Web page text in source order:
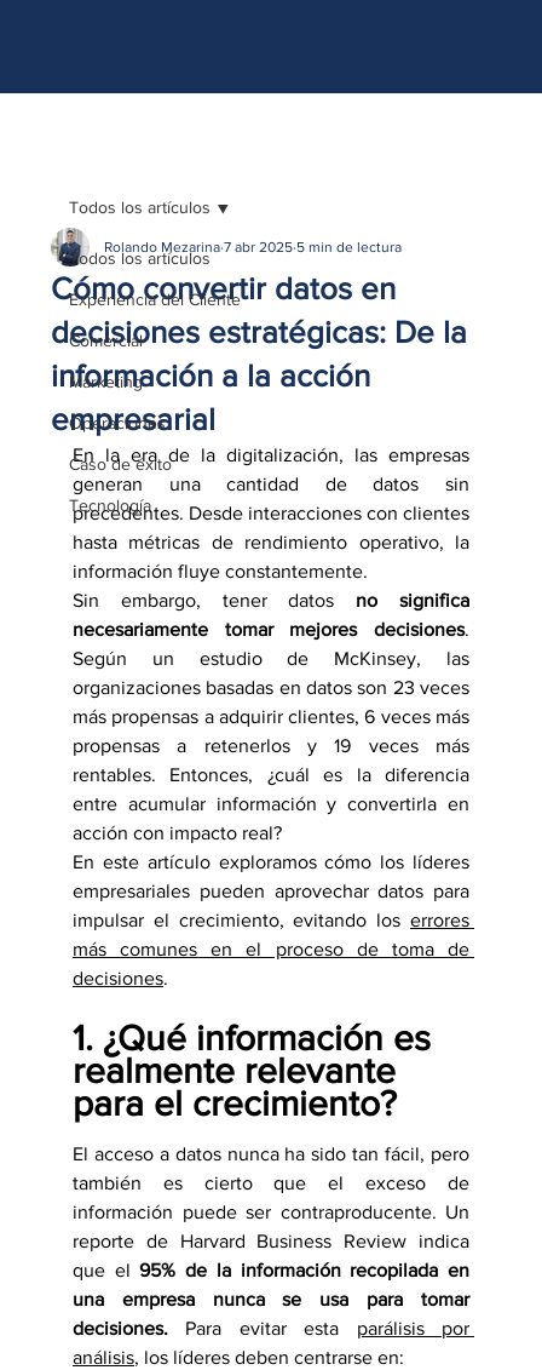
Todos los artículos
Experiencia del Cliente
Comercial
Marketing
Operaciones
Caso de éxito
Tecnología
Todos los artículos
Cómo convertir datos en
decisiones estratégicas: De la
información a la acción
empresarial
Rolando Mezarina 7 abr 2025 5 min de lectura
En la era de la digitalización, las empresas
generan una cantidad de datos sin
precedentes. Desde interacciones con clientes
hasta métricas de rendimiento operativo, la
información fluye constantemente.
Sin embargo, tener datos no significa
necesariamente tomar mejores decisiones.
Según un estudio de McKinsey, las
organizaciones basadas en datos son 23 veces
más propensas a adquirir clientes, 6 veces más
propensas a retenerlos y 19 veces más
rentables. Entonces, ¿cuál es la diferencia
entre acumular información y convertirla en
acción con impacto real?
En este artículo exploramos cómo los líderes
empresariales pueden aprovechar datos para
impulsar el crecimiento, evitando los errores
más comunes en el proceso de toma de
decisiones.
1. ¿Qué información es
realmente relevante
para el crecimiento?
El acceso a datos nunca ha sido tan fácil, pero
también es cierto que el exceso de
información puede ser contraproducente. Un
reporte de Harvard Business Review indica
que el 95% de la información recopilada en
una empresa nunca se usa para tomar
decisiones. Para evitar esta parálisis por
análisis, los líderes deben centrarse en: